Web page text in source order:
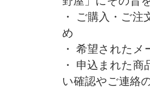
・ ご購入・ご
め
・ 希望された
・ 申込まれた
い確認やご連絡